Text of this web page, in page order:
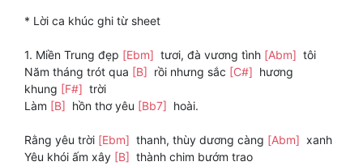
* Lời ca khúc ghi từ sheet
1. Miền Trung đẹp [Ebm] tươi, đà vương tình [Abm] tôi
Năm tháng trót qua [B] rồi nhưng sắc [C#] hương
khung [F#] trời
Làm [B] hồn thơ yêu [Bb7] hoài.
Rằng yêu trời [Ebm] thanh, thùy dương càng [Abm] xanh
Yêu khói ấm xây [B] thành chim bướm trao